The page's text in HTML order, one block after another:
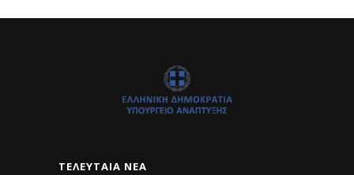
ΤΕΛΕΥΤΑΊΑ ΝΈΑ